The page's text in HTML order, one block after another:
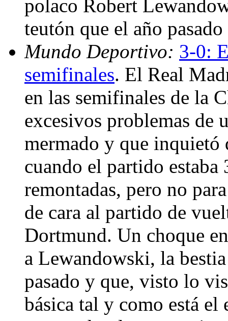
polaco Robert
teutón que el año
Mundo Deportivo: 3-0:
semifinales. El Real
en las semifinales de la
excesivos problemas de
mermado y que inquietó
cuando el partido estaba
remontadas, pero no
de cara al partido de
Dortmund. Un choque
a Lewandowski, la
pasado y que, visto lo
básica tal y como está